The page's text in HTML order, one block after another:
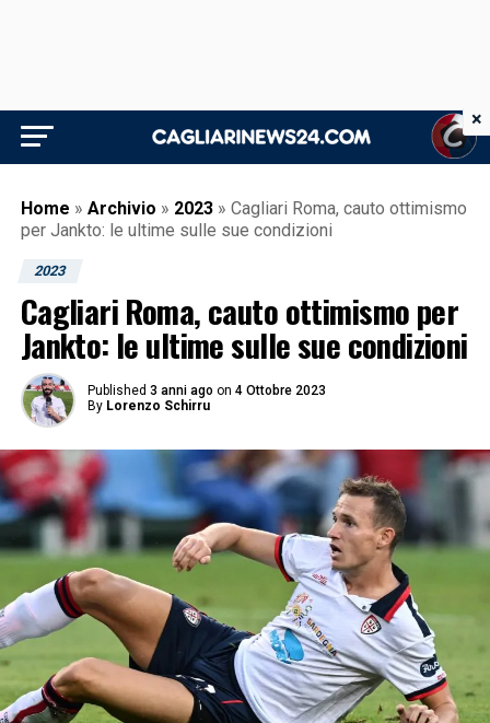
Home » Archivio » 2023 » Cagliari Roma, cauto ottimismo
per Jankto: le ultime sulle sue condizioni
2023
Cagliari Roma, cauto ottimismo per
Jankto: le ultime sulle sue condizioni
Published 3 anni ago on 4 Ottobre 2023
By Lorenzo Schirru
×